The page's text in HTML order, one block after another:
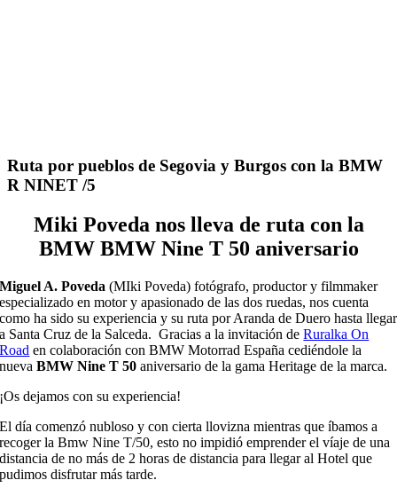
Ruta por pueblos de Segovia y Burgos con la BMW
R NINET /5
Miki Poveda nos lleva de ruta con la
BMW BMW Nine T 50 aniversario
Miguel A. Poveda (MIki Poveda) fotógrafo, productor yfilmmaker
especializado en motor y apasionado de las dos ruedas, nos cuenta
como ha sido su experienciay su ruta por Aranda de Duero hasta llegar
a Santa Cruz de la Salceda.Gracias a la invitación deRuralka On
Road en colaboración con BMWMotorrad España cediéndole la
nuevaBMWNine T 50 aniversario de la gamaHeritage de la marca.
¡Os dejamos con su experiencia!
El día comenzónubloso y con cierta llovizna mientras queíbamos a
recoger laBmw Nine T/50, esto no impidióemprender elvíaje de una
distancia de no más de 2 horas de distancia para llegar al Hotel que
pudimos disfrutarmás tarde.